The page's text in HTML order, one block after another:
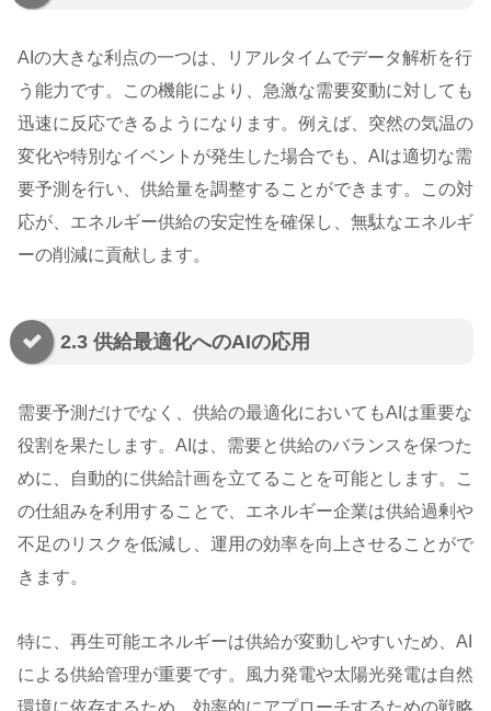
AIの大きな利点の一つは、リアルタイムでデータ解析を行
う能力です。この機能により、急激な需要変動に対しても
迅速に反応できるようになります。例えば、突然の気温の
変化や特別なイベントが発生した場合でも、AIは適切な需
要予測を行い、供給量を調整することができます。この対
応が、エネルギー供給の安定性を確保し、無駄なエネルギ
ーの削減に貢献します。
2.3 供給最適化へのAIの応用
需要予測だけでなく、供給の最適化においてもAIは重要な
役割を果たします。AIは、需要と供給のバランスを保つた
めに、自動的に供給計画を立てることを可能とします。こ
の仕組みを利用することで、エネルギー企業は供給過剰や
不足のリスクを低減し、運用の効率を向上させることがで
きます。
特に、再生可能エネルギーは供給が変動しやすいため、AI
による供給管理が重要です。風力発電や太陽光発電は自然